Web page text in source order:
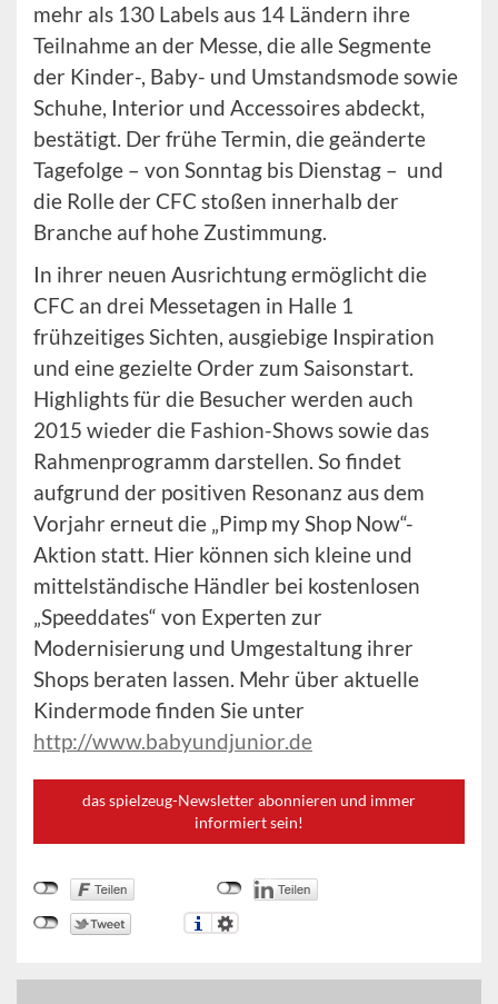
mehr als 130 Labels aus 14 Ländern ihre
Teilnahme an der Messe, die alle Segmente
der Kinder-, Baby- und Umstandsmode sowie
Schuhe, Interior und Accessoires abdeckt,
bestätigt. Der frühe Termin, die geänderte
Tagefolge – von Sonntag bis Dienstag – und
die Rolle der CFC stoßen innerhalb der
Branche auf hohe Zustimmung.
In ihrer neuen Ausrichtung ermöglicht die
CFC an drei Messetagen in Halle 1
frühzeitiges Sichten, ausgiebige Inspiration
und eine gezielte Order zum Saisonstart.
Highlights für die Besucher werden auch
2015 wieder die Fashion-Shows sowie das
Rahmenprogramm darstellen. So findet
aufgrund der positiven Resonanz aus dem
Vorjahr erneut die „Pimp my Shop Now“-
Aktion statt. Hier können sich kleine und
mittelständische Händler bei kostenlosen
„Speeddates“ von Experten zur
Modernisierung und Umgestaltung ihrer
Shops beraten lassen. Mehr über aktuelle
Kindermode finden Sie unter
http://www.babyundjunior.de
das spielzeug-Newsletter abonnieren und immer
informiert sein!